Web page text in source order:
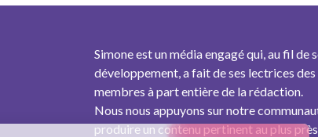
Simone est un média engagé qui, au fil de
développement, a fait de ses lectrices des
membres à part entière de la rédaction.
Nous nous appuyons sur notre
produire un contenu pertinent au plus